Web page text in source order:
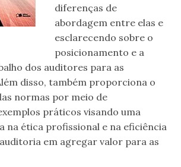
diferenças de
abordagem entre elas e
esclarecendo sobre o
posicionamento e a
dos auditores para as
disso, também proporciona o
normas por meio de
práticos visando uma
na ética profissional e na eficiência
em agregar valor para as